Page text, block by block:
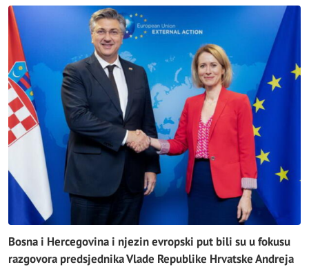
Bosna i Hercegovina i njezin evropski put bili su u fokusu
razgovora predsjednika Vlade Republike Hrvatske Andreja